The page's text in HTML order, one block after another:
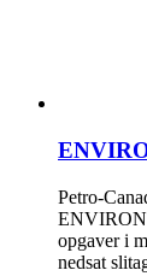
Petro-
opgaver i
nedsat